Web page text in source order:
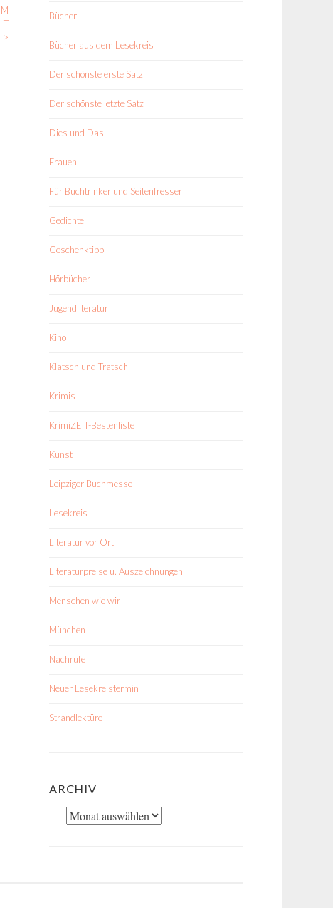
>
Bücher
Bücher aus dem Lesekreis
Der schönste erste Satz
Der schönste letzte Satz
Dies und Das
Frauen
Für Buchtrinker und Seitenfresser
Gedichte
Geschenktipp
Hörbücher
Jugendliteratur
Kino
Klatsch und Tratsch
Krimis
KrimiZEIT-Bestenliste
Kunst
Leipziger Buchmesse
Lesekreis
Literatur vor Ort
Literaturpreise u. Auszeichnungen
Menschen wie wir
München
Nachrufe
Neuer Lesekreistermin
Strandlektüre
ARCHIV
Archiv